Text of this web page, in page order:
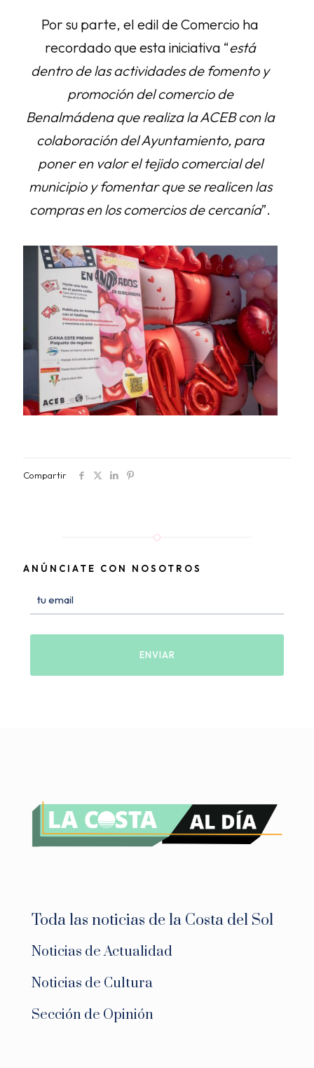
Por su parte, el edil de Comercio ha
recordado que esta iniciativa “está
dentro de las actividades de fomento y
promoción del comercio de
Benalmádena que realiza la ACEB con la
colaboración del Ayuntamiento, para
poner en valor el tejido comercial del
municipio y fomentar que se realicen las
compras en los comercios de cercanía”.
Compartir
ANÚNCIATE CON NOSOTROS
Toda las noticias de la Costa del Sol
Noticias de Actualidad
Noticias de Cultura
Sección de Opinión